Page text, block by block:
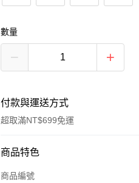
數量
付款與運送方式
超取滿NT$699免運
付款方式
信用卡一次付款
商品特色
商品編號